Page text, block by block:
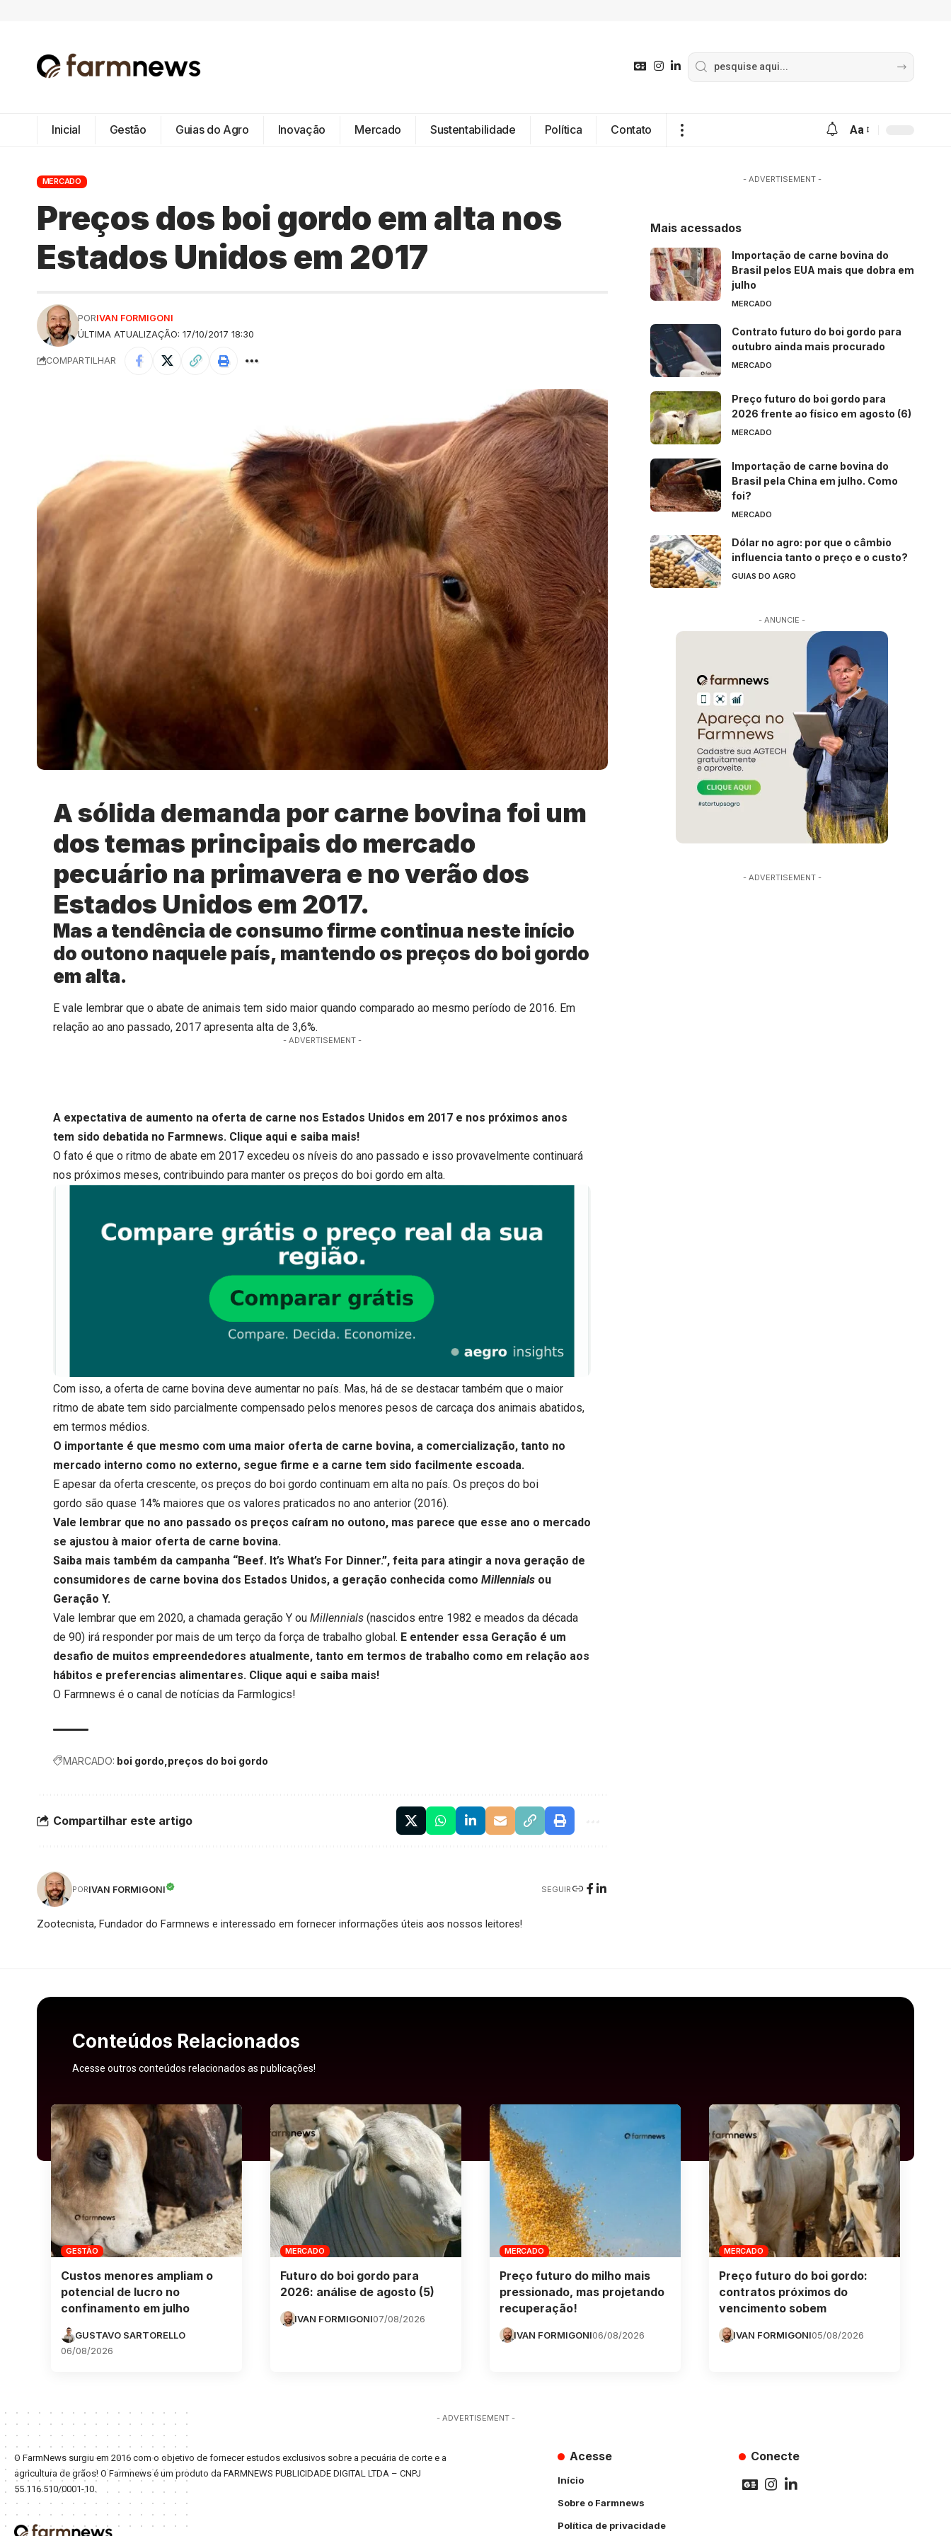
Inicial Gestão Guias do Agro Inovação Mercado Sustentabilidade Política Contato Aa
MERCADO
Preços dos boi gordo em alta nos
Estados Unidos em 2017
ÚLTIMA ATUALIZAÇÃO: 17/10/2017 18:30
PORIVAN FORMIGONI
COMPARTILHAR
A sólida demanda por carne bovina foi um
dos temas principais do mercado
pecuário na primavera e no verão dos
Estados Unidos em 2017.
Mas a tendência de consumo firme continua neste início
do outono naquele país, mantendo os preços do boi gordo
em alta.
E vale lembrar que o abate de animais tem sido maior quando comparado ao mesmo período de 2016. Em
relação ao ano passado, 2017 apresenta alta de 3,6%.
- ADVERTISEMENT -
A expectativa de aumento na oferta de carne nos Estados Unidos em 2017 e nos próximos anos
tem sido debatida no Farmnews. Clique aqui e saiba mais!
O fato é que o ritmo de abate em 2017 excedeu os níveis do ano passado e isso provavelmente continuará
nos próximos meses, contribuindo para manter os preços do boi gordo em alta.
Com isso, a oferta de carne bovina deve aumentar no país. Mas, há de se destacar também que o maior
ritmo de abate tem sido parcialmente compensado pelos menores pesos de carcaça dos animais abatidos,
em termos médios.
O importante é que mesmo com uma maior oferta de carne bovina, a comercialização, tanto no
mercado interno como no externo, segue firme e a carne tem sido facilmente escoada.
E apesar da oferta crescente, os preços do boi gordo continuam em alta no país. Os preços do boi
gordo são quase 14% maiores que os valores praticados no ano anterior (2016).
Vale lembrar que no ano passado os preços caíram no outono, mas parece que esse ano o mercado
se ajustou à maior oferta de carne bovina.
Saiba mais também da campanha “Beef. It’s What’s For Dinner.”, feita para atingir a nova geração de
consumidores de carne bovina dos Estados Unidos, a geração conhecida comoMillennials ou
Geração Y.
Vale lembrar que em 2020, a chamada geração Y ouMillennials (nascidos entre 1982 e meados da década
de 90) irá responder por mais de um terço da força de trabalho global. E entender essa Geração é um
desafio de muitos empreendedores atualmente, tanto em termos de trabalho como em relação aos
hábitos e preferencias alimentares. Clique aqui e saiba mais!
O Farmnews é o canal de notícias da Farmlogics!
MARCADO: boi gordo preços do boi gordo
Compartilhar este artigo
PORIVAN FORMIGONI SEGUIR
Zootecnista, Fundador do Farmnews e interessado em fornecer informações úteis aos nossos leitores!
- ADVERTISEMENT -
Mais acessados
Importação de carne bovina do
Brasil pelos EUA mais que dobra em
julho
MERCADO
Contrato futuro do boi gordo para
outubro ainda mais procurado
MERCADO
Preço futuro do boi gordo para
2026 frente ao físico em agosto (6)
MERCADO
Importação de carne bovina do
Brasil pela China em julho. Como
foi?
MERCADO
Dólar no agro: por que o câmbio
influencia tanto o preço e o custo?
GUIAS DO AGRO
- ANUNCIE -
- ADVERTISEMENT -
Conteúdos Relacionados
Acesse outros conteúdos relacionados as publicações!
GESTÃO
Custos menores ampliam o
potencial de lucro no
confinamento em julho
GUSTAVO SARTORELLO
06/08/2026
MERCADO
Futuro do boi gordo para
2026: análise de agosto (5)
IVAN FORMIGONI07/08/2026
MERCADO
Preço futuro do milho mais
pressionado, mas projetando
recuperação!
IVAN FORMIGONI06/08/2026
MERCADO
Preço futuro do boi gordo:
contratos próximos do
vencimento sobem
IVAN FORMIGONI05/08/2026
- ADVERTISEMENT -
O FarmNews surgiu em 2016 com o objetivo de fornecer estudos exclusivos sobre a pecuária de corte e a
agricultura de grãos! O Farmnews é um produto da FARMNEWS PUBLICIDADE DIGITAL LTDA – CNPJ
55.116.510/0001-10.
Acesse
Início
Sobre o Farmnews
Política de privacidade
Conecte